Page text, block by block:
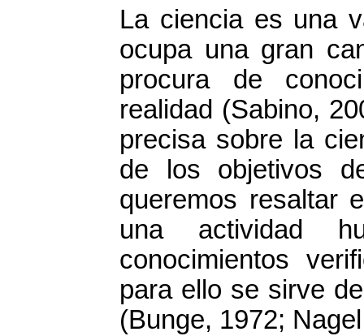
La ciencia es una
ocupa una gran
procura de
realidad (Sabino,
precisa sobre la
de los objetivos
queremos resaltar
una actividad
conocimientos
para ello se sirve
(Bunge, 1972;